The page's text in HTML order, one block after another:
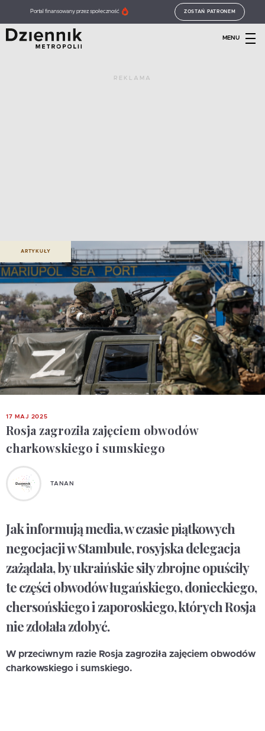
Portal finansowany przez społeczność ZOSTAŃ PATRONEM
MENU
REKLAMA
ARTYKUŁY
17 MAJ 2025
Rosja zagroziła zajęciem obwodów
charkowskiego i sumskiego
TANAN
Jak informują media, w czasie piątkowych
negocjacji w Stambule, rosyjska delegacja
zażądała, by ukraińskie siły zbrojne opuściły
te części obwodów ługańskiego, donieckiego,
chersońskiego i zaporoskiego, których Rosja
nie zdołała zdobyć.
W przeciwnym razie Rosja zagroziła zajęciem obwodów
charkowskiego i sumskiego.